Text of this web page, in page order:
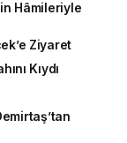
Ziyaret
Kıydı